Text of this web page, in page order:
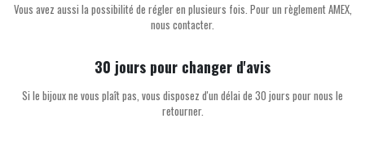
Vous avez aussi la possibilité de régler en plusieurs fois. Pour un règlement AMEX,
nous contacter.
30 jours pour changer d'avis
Si le bijoux ne vous plaît pas, vous disposez d'un délai de 30 jours pour nous le
retourner.